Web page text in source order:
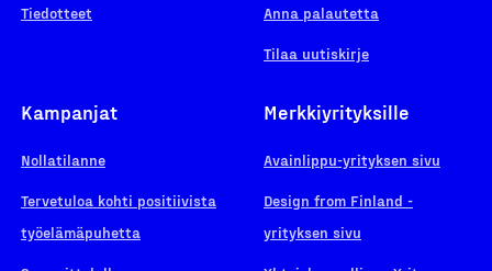
Tiedotteet Anna palautetta
Tilaa uutiskirje
Kampanjat
Nollatilanne
Tervetuloa kohti positiivista
työelämäpuhetta
Merkkiyrityksille
Avainlippu-yrityksen sivu
Design from Finland -
yrityksen sivu